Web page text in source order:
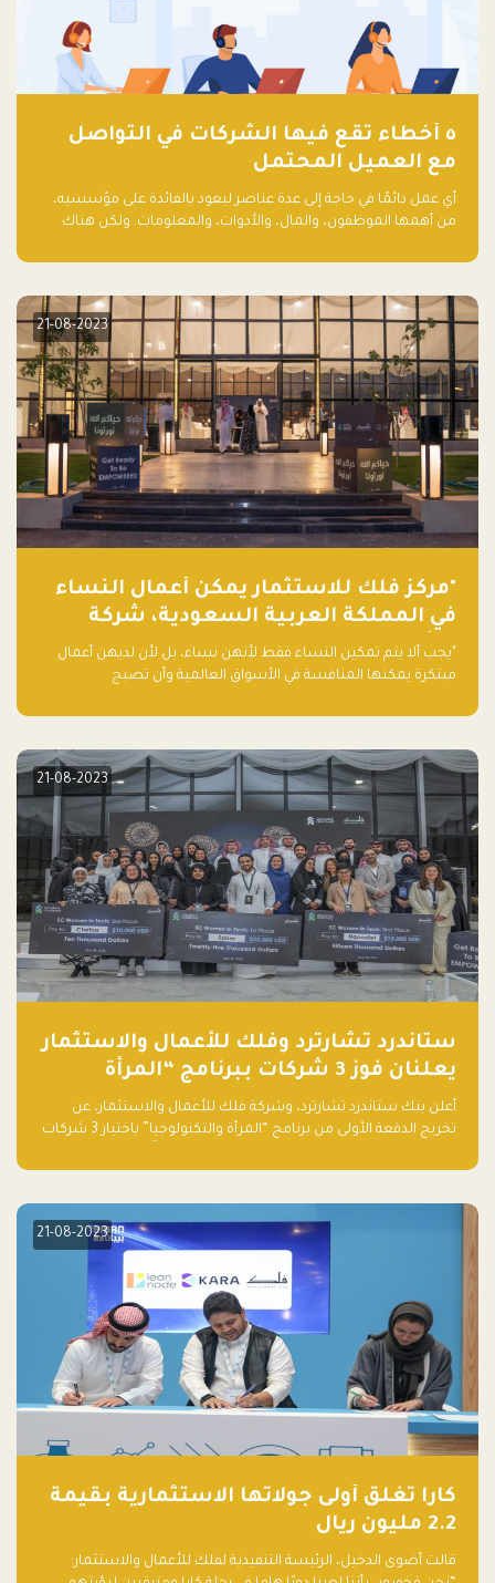
٥ أخطاء تقع فيها الشركات في التواصل
مع العميل المحتمل
أي عمل دائمًا في حاجة إلى عدة عناصر ليعود بالفائدة على مؤسسيه،
من أهمها الموظفون، والمال، والأدوات، والمعلومات. ولكن هناك
أساسه ذلك العمل.
21-08-2023
"مركز فلك للاستثمار يمكّن أعمال النساء
في المملكة العربية السعودية، شركة
ناشئة تلو الأخرى."
"يجب ألا يتم تمكين النساء فقط لأنهن نساء، بل لأن لديهن أعمال
مبتكرة يمكنها المنافسة في الأسواق العالمية وأن تصبح
21-08-2023
ستاندرد تشارترد وفلك للأعمال والاستثمار
يعلنان فوز 3 شركات ببرنامج “المرأة
والتكنولوجيا”
أعلن بنك ستاندرد تشارترد، وشركة فلك للأعمال والاستثمار، عن
تخريج الدفعة الأولى من برنامج “المرأة والتكنولوجيا” باختيار 3 شركات
الأعمال، اللواتي خضعن لبرنامج حاضنة مدته 8 أسابيع، أفكاراً مبتكرة
21-08-2023
كارا تغلق أولى جولاتها الاستثمارية بقيمة
2.2 مليون ريال
قالت أضوى الدخيل، الرئيسة التنفيذية لفلك للأعمال والاستثمار: